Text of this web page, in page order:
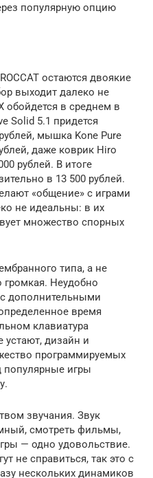
популярную опцию
остаются двоякие
выходит далеко не
обойдется в среднем в
Solid 5.1 придется
мышка Kone Pure
даже коврик Hiro
рублей. В итоге
в 13 500 рублей.
«общение» с играми
не идеальны: в их
множество спорных
типа, а не
громкая. Неудобно
дополнительными
время
клавиатура
устают, дизайн и
программируемых
популярные игры
звучания. Звук
смотреть фильмы,
— одно удовольствие.
не справиться, так это с
нескольких динамиков